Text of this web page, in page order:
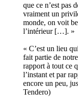
que ce n’est pas
vraiment un
monde, on voit
l’intérieur […]. »
« C’est un lieu
fait partie de
rapport à tout ce
l’instant et par
encore un peu,
Tendero)